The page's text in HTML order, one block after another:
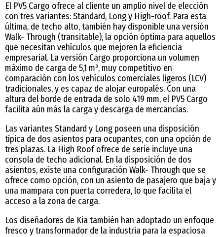
El PV5 Cargo ofrece al cliente un amplio nivel de elección
con tres variantes: Standard, Long y High-roof. Para esta
última, de techo alto, también hay disponible una versión
Walk- Through (transitable), la opción óptima para aquellos
que necesitan vehículos que mejoren la eficiencia
empresarial. La versión Cargo proporciona un volumen
máximo de carga de 5,1 m³, muy competitivo en
comparación con los vehículos comerciales ligeros (LCV)
tradicionales, y es capaz de alojar europalés. Con una
altura del borde de entrada de solo 419 mm, el PV5 Cargo
facilita aún más la carga y descarga de mercancías.
Las variantes Standard y Long poseen una disposición
típica de dos asientos para ocupantes, con una opción de
tres plazas. La High Roof ofrece de serie incluye una
consola de techo adicional. En la disposición de dos
asientos, existe una configuración Walk- Through que se
ofrece como opción, con un asiento de pasajero que baja y
una mampara con puerta corredera, lo que facilita el
acceso a la zona de carga.
Los diseñadores de Kia también han adoptado un enfoque
fresco y transformador de la industria para la espaciosa